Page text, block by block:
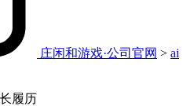
庄闲和游戏·公司官网 > ai
履历